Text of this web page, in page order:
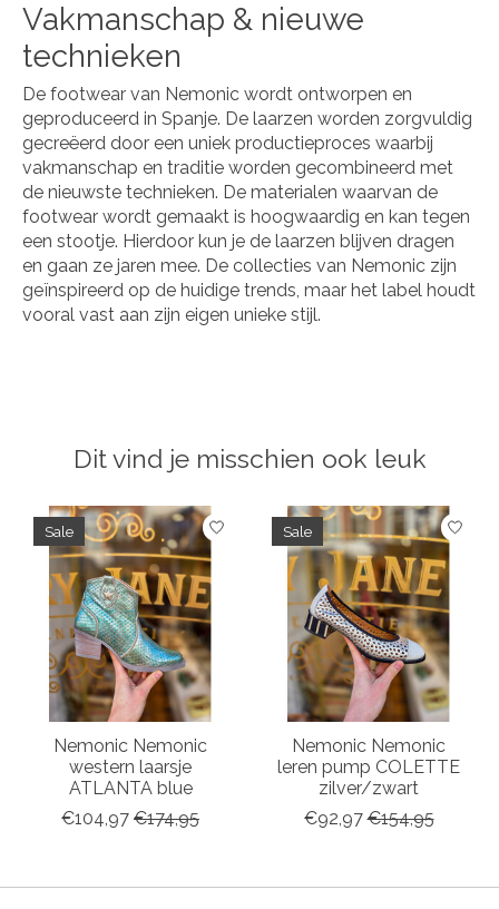
Vakmanschap & nieuwe
technieken
De footwear van Nemonic wordt ontworpen en
geproduceerd in Spanje. De laarzen worden zorgvuldig
gecreëerd door een uniek productieproces waarbij
vakmanschap en traditie worden gecombineerd met
de nieuwste technieken. De materialen waarvan de
footwear wordt gemaakt is hoogwaardig en kan tegen
een stootje. Hierdoor kun je de laarzen blijven dragen
en gaan ze jaren mee. De collecties van Nemonic zijn
geïnspireerd op de huidige trends, maar het label houdt
vooral vast aan zijn eigen unieke stijl.
Dit vind je misschien ook leuk
Items van productcarrousel
Sale
Nemonic Nemonic
western laarsje
ATLANTA blue
€104,97 €174,95
Sale
Nemonic Nemonic
leren pump COLETTE
zilver/zwart
€92,97 €154,95